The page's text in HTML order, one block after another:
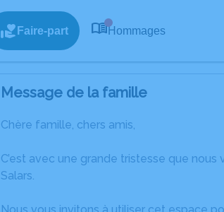
Faire-part Hommages
Message de la famille
Chère famille, chers amis,
C’est avec une grande tristesse que
Salars.